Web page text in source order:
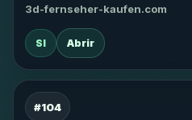
3d-fernseher-kaufen.com
SI Abrir
#104